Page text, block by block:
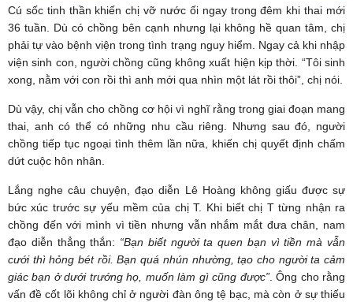
Cú sốc tinh thần khiến chị vỡ nước ối ngay trong đêm khi thai mới
36 tuần. Dù có chồng bên cạnh nhưng lại không hề quan tâm, chị
phải tự vào bệnh viện trong tình trạng nguy hiểm. Ngay cả khi nhập
viện sinh con, người chồng cũng không xuất hiện kịp thời. “Tôi sinh
xong, nằm với con rồi thì anh mới qua nhìn một lát rồi thôi”, chị nói.
Dù vậy, chị vẫn cho chồng cơ hội vì nghĩ rằng trong giai đoạn mang
thai, anh có thể có những nhu cầu riêng. Nhưng sau đó, người
chồng tiếp tục ngoại tình thêm lần nữa, khiến chị quyết định chấm
dứt cuộc hôn nhân.
Lắng nghe câu chuyện, đạo diễn Lê Hoàng không giấu được sự
bức xúc trước sự yếu mềm của chị T. Khi biết chị T từng nhận ra
chồng đến với mình vì tiền nhưng vẫn nhắm mắt đưa chân, nam
đạo diễn thẳng thắn: “Bạn biết người ta quen bạn vì tiền mà vẫn
cưới thì hỏng bét rồi. Bạn quá nhún nhường, tạo cho người ta cảm
giác bạn ở dưới trướng họ, muốn làm gì cũng được”. Ông cho rằng
vấn đề cốt lõi không chỉ ở người đàn ông tệ bạc, mà còn ở sự thiếu